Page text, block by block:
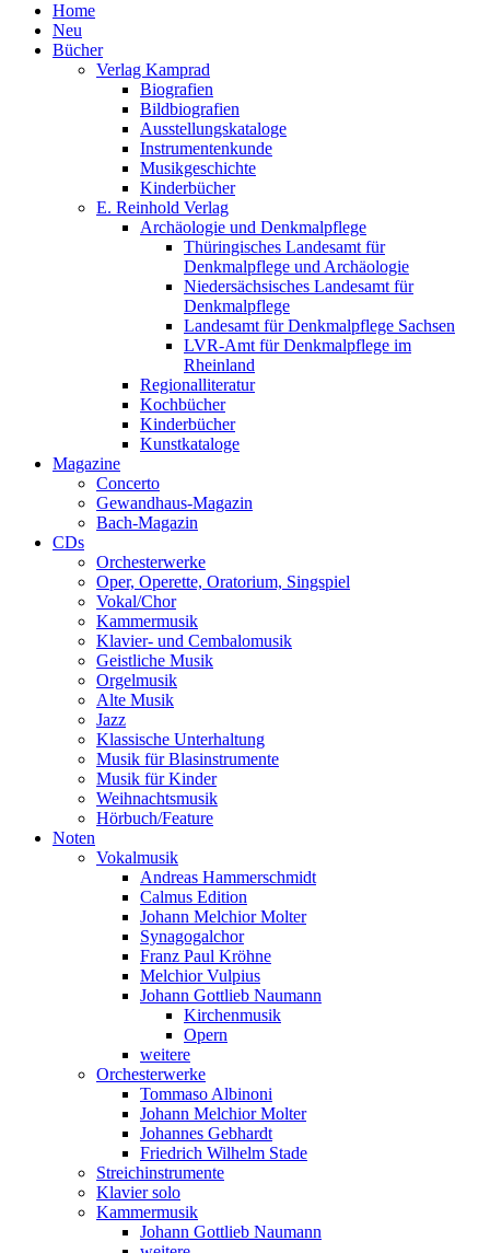
Home
Neu
Bücher
Verlag Kamprad
Biografien
Bildbiografien
Ausstellungskataloge
Instrumentenkunde
Musikgeschichte
Kinderbücher
E. Reinhold Verlag
Archäologie und Denkmalpflege
Thüringisches Landesamt für
Denkmalpflege und Archäologie
Niedersächsisches Landesamt für
Denkmalpflege
Landesamt für Denkmalpflege Sachsen
LVR-Amt für Denkmalpflege im
Rheinland
Regionalliteratur
Kochbücher
Kinderbücher
Kunstkataloge
Magazine
Concerto
Gewandhaus-Magazin
Bach-Magazin
CDs
Orchesterwerke
Oper, Operette, Oratorium, Singspiel
Vokal/Chor
Kammermusik
Klavier- und Cembalomusik
Geistliche Musik
Orgelmusik
Alte Musik
Jazz
Klassische Unterhaltung
Musik für Blasinstrumente
Musik für Kinder
Weihnachtsmusik
Hörbuch/Feature
Noten
Vokalmusik
Andreas Hammerschmidt
Calmus Edition
Johann Melchior Molter
Synagogalchor
Franz Paul Kröhne
Melchior Vulpius
Johann Gottlieb Naumann
Kirchenmusik
Opern
weitere
Orchesterwerke
Tommaso Albinoni
Johann Melchior Molter
Johannes Gebhardt
Friedrich Wilhelm Stade
Streichinstrumente
Klavier solo
Kammermusik
Johann Gottlieb Naumann